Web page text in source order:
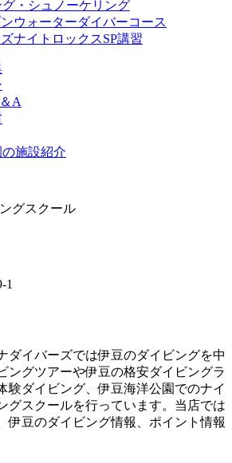
グスクール
1
ダイバーズでは伊豆のダイビングを中
ングツアーや伊豆の格安ダイビングラ
験ダイビング、伊豆海洋公園でのナイ
グスクールを行っています。当店では
伊豆のダイビング情報、ポイント情報